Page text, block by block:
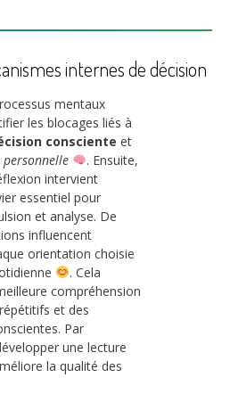
internes de décision
mentaux
les blocages liés à
consciente et
personnelle
. Ensuite,
intervient
essentiel pour
et analyse. De
influencent
orientation choisie
. Cela
compréhension
et des
Par
une lecture
la qualité des